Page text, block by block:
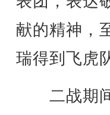
献的精神，
瑞得到飞虎
二战期间